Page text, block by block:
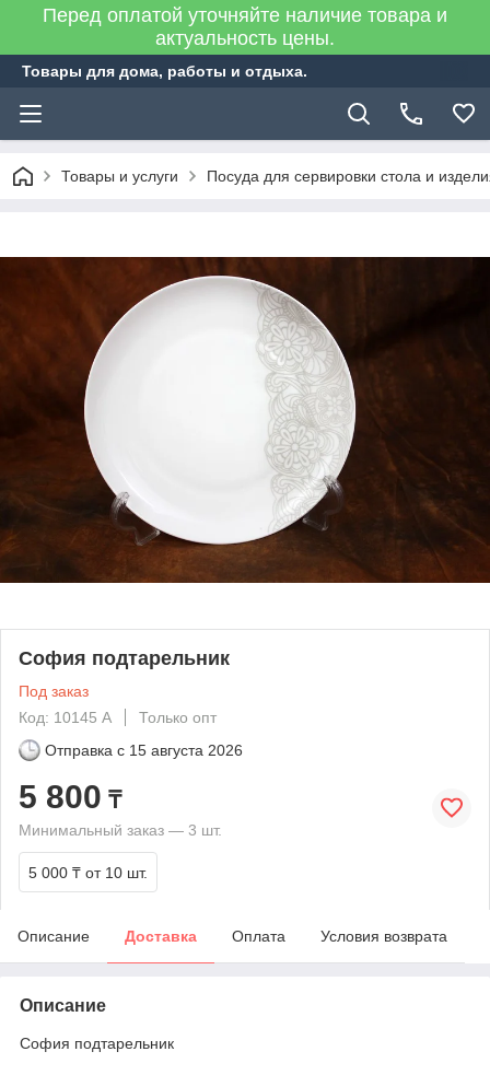
Перед оплатой уточняйте наличие товара и
актуальность цены.
Товары для дома, работы и отдыха.
Товары и услуги Посуда для сервировки стола и
София подтарельник
Под заказ
Код: 10145 А
Только опт
Отправка с 15 августа 2026
5 800 ₸
Минимальный заказ — 3 шт.
5 000 ₸ от 10 шт.
Описание Доставка Оплата Условия возврата
Описание
София подтарельник